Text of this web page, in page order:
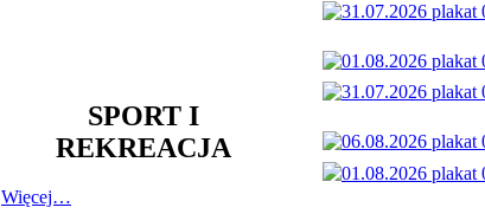
SPORT I
REKREACJA
Więcej…